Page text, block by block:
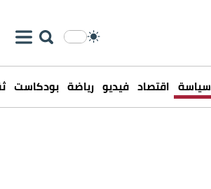
سياسة اقتصاد فيديو رياضة بودكاست